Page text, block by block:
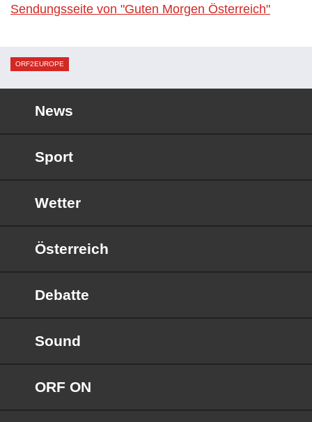
Sendungsseite von "Guten Morgen Österreich"
ORF2EUROPE
News
Sport
Wetter
Österreich
Debatte
Sound
ORF ON